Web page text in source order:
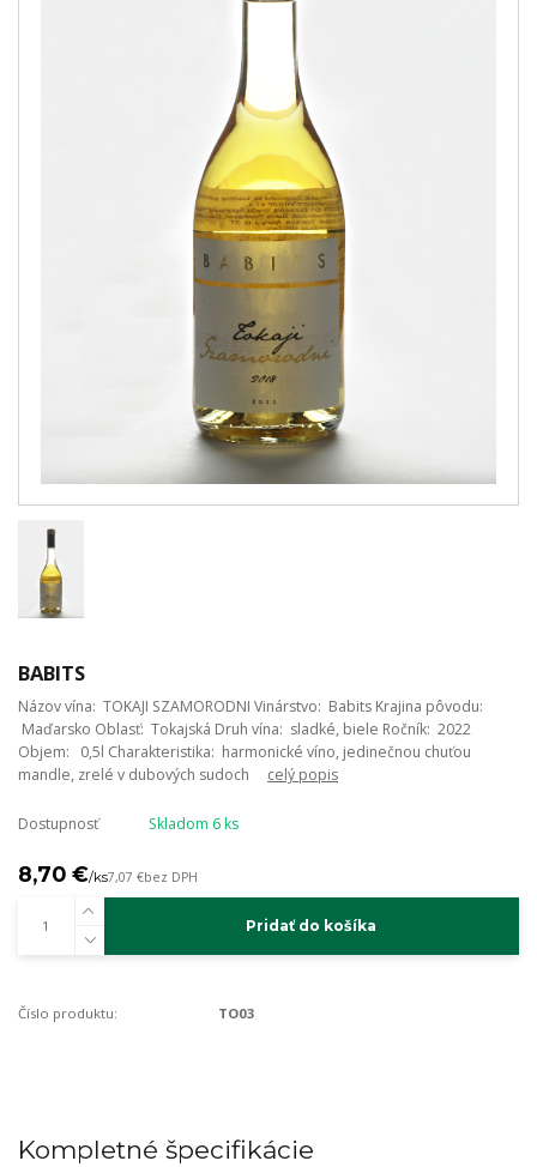
BABITS
Názov vína: TOKAJI SZAMORODNI Vinárstvo: Babits Krajina pôvodu:
Maďarsko Oblasť: Tokajská Druh vína: sladké, biele Ročník: 2022
Objem: 0,5l Charakteristika: harmonické víno, jedinečnou chuťou
mandle, zrelé v dubových sudoch celý popis
Dostupnosť Skladom 6 ks
8,70 €/ks7,07 €bez DPH
Pridať do košíka
Číslo produktu: TO03
Kompletné špecifikácie